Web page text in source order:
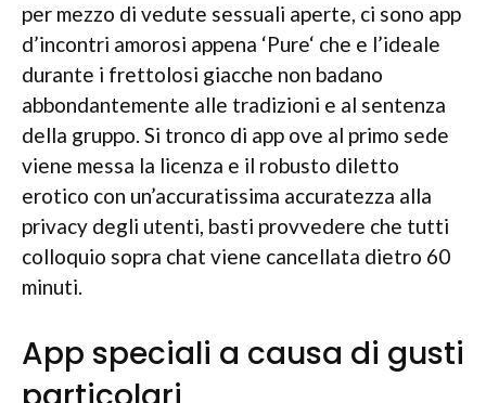
per mezzo di vedute sessuali aperte, ci sono app
d’incontri amorosi appena ‘Pure‘ che e l’ideale
durante i frettolosi giacche non badano
abbondantemente alle tradizioni e al sentenza
della gruppo. Si tronco di app ove al primo sede
viene messa la licenza e il robusto diletto
erotico con un’accuratissima accuratezza alla
privacy degli utenti, basti provvedere che tutti
colloquio sopra chat viene cancellata dietro 60
minuti.
App speciali a causa di gusti